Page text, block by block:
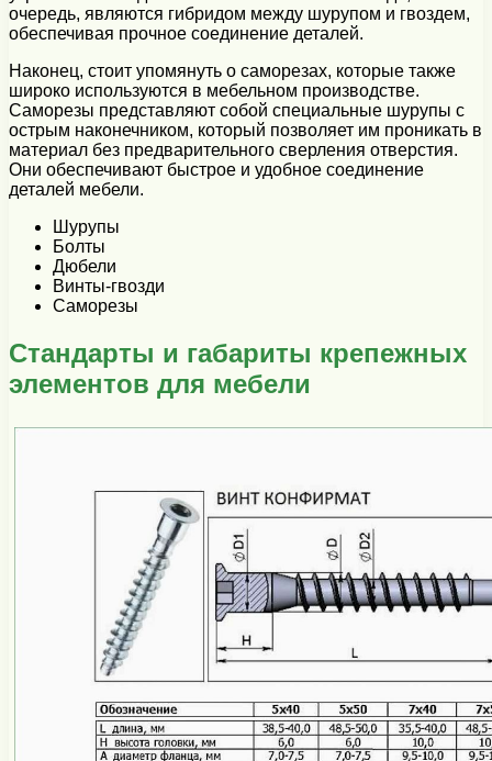
очередь, являются гибридом между шурупом и гвоздем,
обеспечивая прочное соединение деталей.
Наконец, стоит упомянуть о саморезах, которые также
широко используются в мебельном производстве.
Саморезы представляют собой специальные шурупы с
острым наконечником, который позволяет им проникать в
материал без предварительного сверления отверстия.
Они обеспечивают быстрое и удобное соединение
деталей мебели.
Шурупы
Болты
Дюбели
Винты-гвозди
Саморезы
Стандарты и габариты крепежных
элементов для мебели